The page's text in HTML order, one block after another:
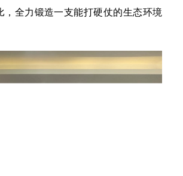
，全力锻造一支能打硬仗的生态环境